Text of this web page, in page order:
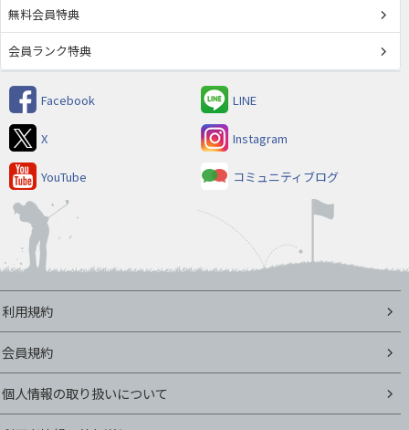
無料会員特典
会員ランク特典
Facebook LINE
X Instagram
YouTube コミュニティブログ
利用規約
会員規約
個人情報の取り扱いについて